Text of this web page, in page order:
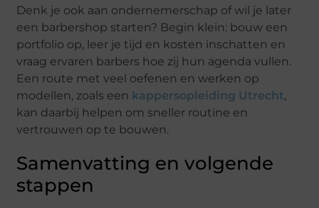
Denk je ook aan ondernemerschap of wil je later
een barbershop starten? Begin klein: bouw een
portfolio op, leer je tijd en kosten inschatten en
vraag ervaren barbers hoe zij hun agenda vullen.
Een route met veel oefenen en werken op
modellen, zoals een kappersopleiding Utrecht,
kan daarbij helpen om sneller routine en
vertrouwen op te bouwen.
Samenvatting en volgende
stappen